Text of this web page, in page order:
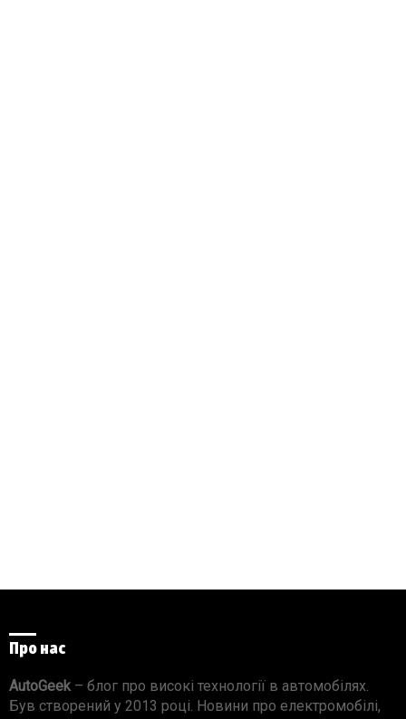
Про нас
AutoGeek– блог про високі технології в автомобілях.
Був створений у 2013 році. Новини про електромобілі,